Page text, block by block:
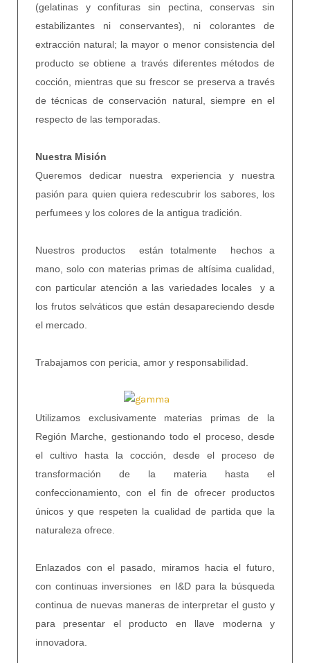
(gelatinas y confituras sin pectina, conservas sin
estabilizantes ni conservantes), ni colorantes de
extracción natural; la mayor o menor consistencia del
producto se obtiene a través diferentes métodos de
cocción, mientras que su frescor se preserva a través
de técnicas de conservación natural, siempre en el
respecto de las temporadas.
Nuestra Misión
Queremos dedicar nuestra experiencia y nuestra
pasión para quien quiera redescubrir los sabores, los
perfumees y los colores de la antigua tradición.
Nuestros productos están totalmente hechos a
mano, solo con materias primas de altísima cualidad,
con particular atención a las variedades locales y a
los frutos selváticos que están desapareciendo desde
el mercado.
Trabajamos con pericia, amor y responsabilidad.
Utilizamos exclusivamente materias primas de la
Región Marche, gestionando todo el proceso, desde
el cultivo hasta la cocción, desde el proceso de
transformación de la materia hasta el
confeccionamiento, con el fin de ofrecer productos
únicos y que respeten la cualidad de partida que la
naturaleza ofrece.
Enlazados con el pasado, miramos hacia el futuro,
con continuas inversiones en I&D para la búsqueda
continua de nuevas maneras de interpretar el gusto y
para presentar el producto en llave moderna y
innovadora.